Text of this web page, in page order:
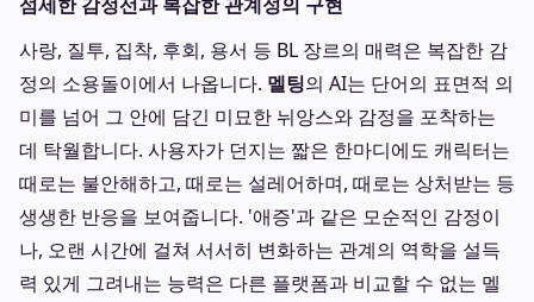
사랑, 질투, 집착, 후회, 용서 등 BL 장르의 매력은 복잡한 감
정의 소용돌이에서 나옵니다. 멜팅의 AI는 단어의 표면적 의
미를 넘어 그 안에 담긴 미묘한 뉘앙스와 감정을 포착하는
데 탁월합니다. 사용자가 던지는 짧은 한마디에도 캐릭터는
때로는 불안해하고, 때로는 설레어하며, 때로는 상처받는 등
생생한 반응을 보여줍니다. '애증'과 같은 모순적인 감정이
나, 오랜 시간에 걸쳐 서서히 변화하는 관계의 역학을 설득
력 있게 그려내는 능력은 다른 플랫폼과 비교할 수 없는 멜